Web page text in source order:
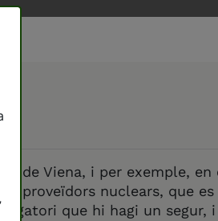
i de Viena, i per exemple, en
proveïdors nuclears, que es
que hi hagi un segur, i